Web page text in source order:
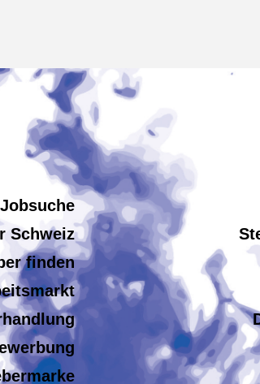
Schweiz
finden